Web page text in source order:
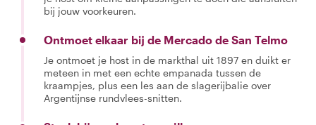
bij jouw voorkeuren.
Ontmoet elkaar bij de Mercado de San Telmo
Je ontmoet je host in de markthal uit 1897 en duikt er
meteen in met een echte empanada tussen de
kraampjes, plus een les aan de slagerijbalie over
Argentijnse rundvlees-snitten.